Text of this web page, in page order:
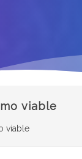
viable
viable